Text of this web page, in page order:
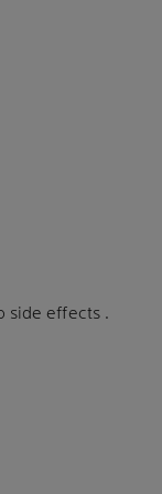
side effects .